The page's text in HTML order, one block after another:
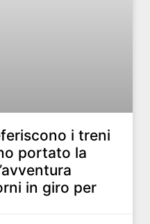
i treni
portato la
in giro per